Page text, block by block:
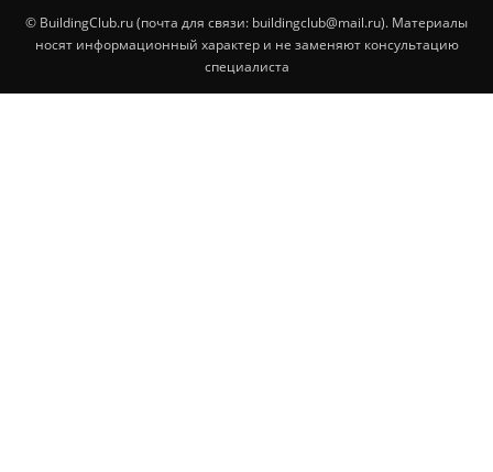
© BuildingClub.ru (почта для связи: buildingclub@mail.ru). Материалы
носят информационный характер и не заменяют консультацию
специалиста